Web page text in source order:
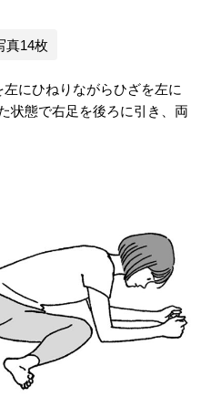
真14枚
左にひねりながらひざを左に
状態で右足を後ろに引き、両